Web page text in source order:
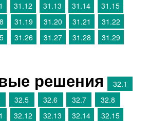
31.12 31.13 31.14
31.15
31.19 31.20 31.21
31.22
31.26 31.27 31.28
31.29
решения
32.1
32.5 32.6 32.7
32.8
32.12 32.13 32.14 32.15